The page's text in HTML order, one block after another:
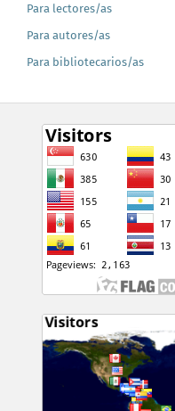
Para lectores/as
Para autores/as
Para bibliotecarios/as